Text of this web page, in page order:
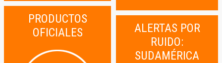
PRODUCTOS
OFICIALES
ALERTAS POR
RUIDO:
SUDAMÉRICA